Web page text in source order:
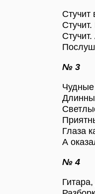
Стучит
№ 3
Чудные
Глаза
А
№ 4